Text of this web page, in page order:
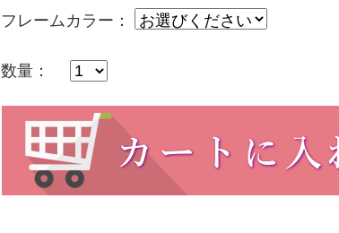
フレームカラー：
数量：